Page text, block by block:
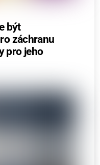
být
záchranu
pro jeho